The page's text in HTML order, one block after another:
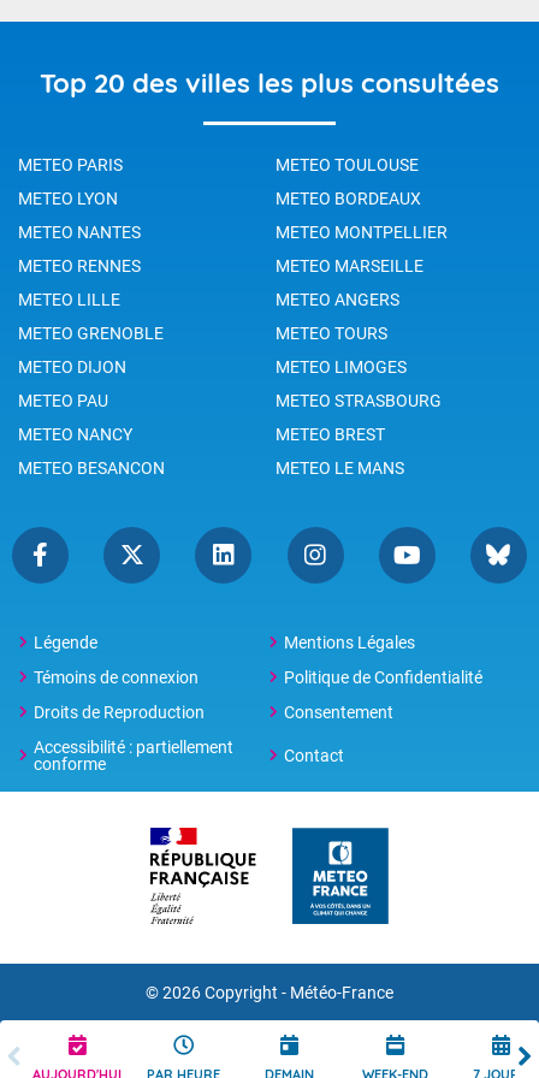
AUJOURD'HUI PAR HEURE DEMAIN WEEK-END 7 JOURS
Top 20 des villes les plus consultées
METEO PARIS
METEO TOULOUSE
METEO LYON
METEO BORDEAUX
METEO NANTES
METEO MONTPELLIER
METEO RENNES
METEO MARSEILLE
METEO LILLE
METEO ANGERS
METEO GRENOBLE
METEO TOURS
METEO DIJON
METEO LIMOGES
METEO PAU
METEO STRASBOURG
METEO NANCY
METEO BREST
METEO BESANCON
METEO LE MANS
Légende
Mentions Légales
Témoins de connexion
Politique de Confidentialité
Droits de Reproduction
Consentement
Accessibilité : partiellement
conforme
Contact
© 2026 Copyright - Météo-France